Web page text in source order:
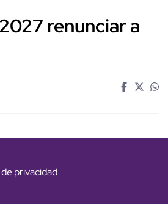
renunciar a
privacidad